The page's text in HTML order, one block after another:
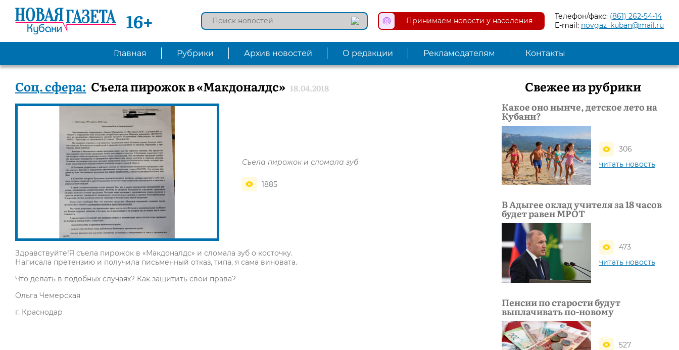
16+ Принимаем новости у населения Телефон/факс: (861) 262-54-14
E-mail: novgaz_kuban@mail.ru
Главная Рубрики Архив новостей О редакции Рекламодателям Контакты
Соц. сфера: Съела пирожок в «Макдоналдс» 18.04.2018
Съела пирожок и сломала зуб
1885
Здравствуйте!Я съела пирожок в «Макдоналдс» и сломала зуб о косточку.
Написала претензию и получила письменный отказ, типа, я сама виновата.
Что делать в подобных случаях? Как защитить свои права?
Ольга Чемерская
г. Краснодар
Свежее из рубрики
Какое оно нынче, детское лето на
Кубани?
306
читать новость
В Адыгее оклад учителя за 18 часов
будет равен МРОТ
473
читать новость
Пенсии по старости будут
выплачивать по-новому
527